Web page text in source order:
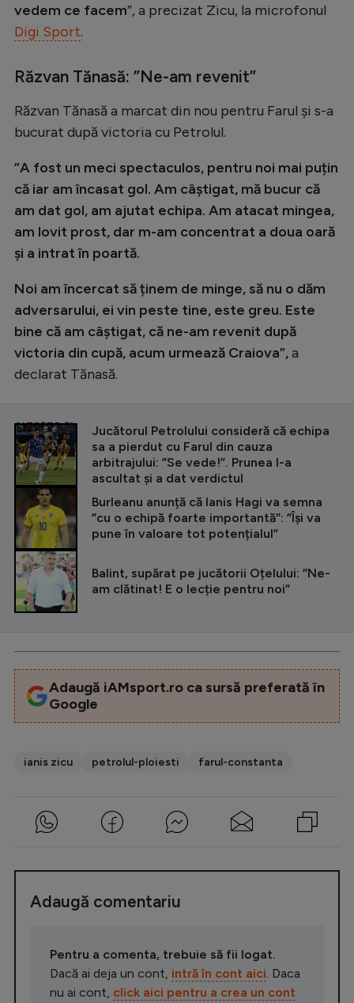
vedem ce facem”, a precizat Zicu, la microfonul
Digi Sport.
Răzvan Tănasă: ”Ne-am revenit”
Răzvan Tănasă a marcat din nou pentru Farul și s-a
bucurat după victoria cu Petrolul.
”A fost un meci spectaculos, pentru noi mai puțin
că iar am încasat gol. Am câștigat, mă bucur că
am dat gol, am ajutat echipa. Am atacat mingea,
am lovit prost, dar m-am concentrat a doua oară
și a intrat în poartă.
Noi am încercat să ținem de minge, să nu o dăm
adversarului, ei vin peste tine, este greu. Este
bine că am câștigat, că ne-am revenit după
victoria din cupă, acum urmează Craiova”,a
declarat Tănasă.
CITEȘTE ȘI
Jucătorul Petrolului consideră că echipa
sa a pierdut cu Farul din cauza
arbitrajului: ”Se vede!”. Prunea l-a
ascultat și a dat verdictul
Burleanu anunță că Ianis Hagi va semna
”cu o echipă foarte importantă”: ”Își va
pune în valoare tot potențialul”
Balint, supărat pe jucătorii Oțelului: ”Ne-
am clătinat! E o lecție pentru noi”
Adaugă iAMsport.ro ca sursă preferată în
Google
ianis zicu petrolul-ploiesti farul-constanta
Adaugă comentariu
Pentru a comenta, trebuie să fii logat.
Dacă ai deja un cont, intră în cont aici . Daca
nu ai cont, click aici pentru a crea un cont